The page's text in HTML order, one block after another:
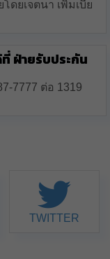
ดยเจตนา เพิ่มเบี้ย
ฝ่ายรับประกัน
7777 ต่อ 1319
TWITTER